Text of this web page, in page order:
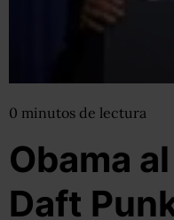
0 minutos de lectura
Obama
Daft